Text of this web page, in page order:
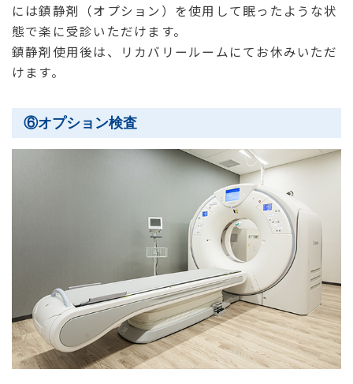
には鎮静剤（オプション）を使用して眠ったような状
態で楽に受診いただけます。
鎮静剤使用後は、リカバリールームにてお休みいただ
けます。
⑥オプション検査